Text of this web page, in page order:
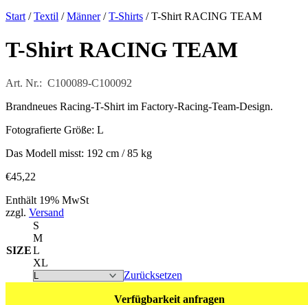
Start /Textil /Männer/T-Shirts / T-Shirt RACING TEAM
T-Shirt RACING TEAM
Art. Nr.: C100089-C100092
Brandneues Racing-T-Shirt im Factory-Racing-Team-Design.
Fotografierte Größe: L
Das Modell misst: 192 cm / 85 kg
€45,22
Enthält 19% MwSt
zzgl. Versand
SIZE
S
M
L
XL
Zurücksetzen
Verfügbarkeit anfragen